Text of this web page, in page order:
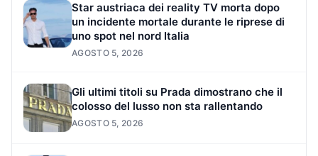
Star austriaca dei reality TV morta dopo
un incidente mortale durante le riprese di
uno spot nel nord Italia
AGOSTO 5, 2026
Gli ultimi titoli su Prada dimostrano che il
colosso del lusso non sta rallentando
AGOSTO 5, 2026